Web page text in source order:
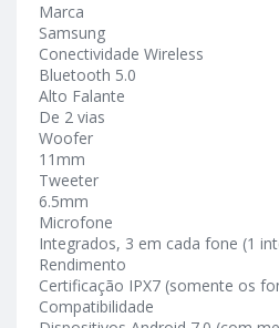
Marca
Samsung
Conectividade Wireless
Bluetooth 5.0
Alto Falante
De 2 vias
Woofer
11mm
Tweeter
6.5mm
Microfone
Integrados, 3 em cada fone (1
Rendimento
Certificação IPX7 (somente os
Compatibilidade